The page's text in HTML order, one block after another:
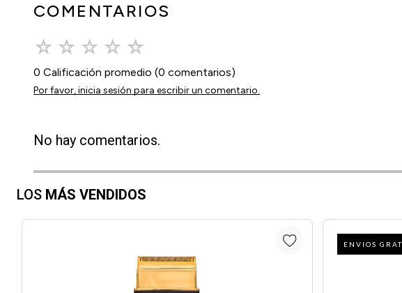
COMENTARIOS
☆ ☆ ☆ ☆ ☆
0 Calificación promedio (0 comentarios)
Por favor, inicia sesión para escribir un comentario.
No hay comentarios.
LOS MÁS VENDIDOS
ENVIOS